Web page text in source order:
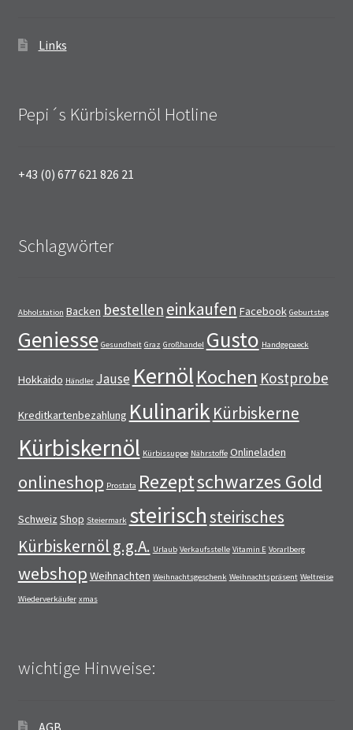
Links
Pepi´s Kürbiskernöl Hotline
+43 (0) 677 621 826 21
Schlagwörter
Abholstation Backen bestellen einkaufen Facebook Geburtstag
Geniesse Gesundheit Graz Großhandel Gusto Handgepaeck
Hokkaido Händler Jause KernölKochen Kostprobe
Kreditkartenbezahlung Kulinarik Kürbiskerne
Kürbiskernöl Kürbissuppe Nährstoffe Onlineladen
onlineshop Prostata Rezeptschwarzes Gold
Schweiz Shop Steiermark steirischsteirisches
Kürbiskernöl g.g.A. Urlaub Verkaufsstelle Vitamin E Vorarlberg
webshop Weihnachten Weihnachtsgeschenk Weihnachtspräsent Weltreise
Wiederverkäufer xmas
wichtige Hinweise: